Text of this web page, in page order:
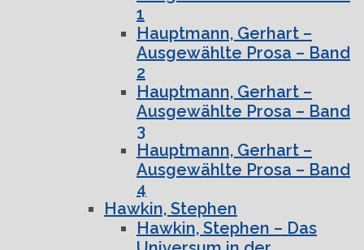
1
Hauptmann, Gerhart –
Ausgewählte Prosa – Band
2
Hauptmann, Gerhart –
Ausgewählte Prosa – Band
3
Hauptmann, Gerhart –
Ausgewählte Prosa – Band
4
Hawkin, Stephen
Hawkin, Stephen – Das